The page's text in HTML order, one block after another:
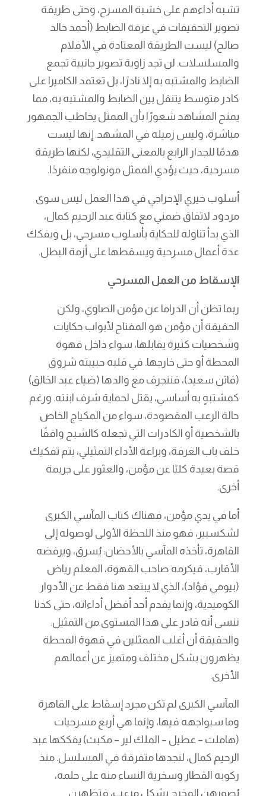
تشبه أداءهم على خشبة المسرح، وحتى طريقة
تصوير التحقيقات في غرفة الضابط (أحمد خالد
صالح) ليست الطريقة المعتادة في الأفلام
والمسلسلات. لن تجد زاوية تصوير جانبية تجمع
الضابط والمشتبه به إلا نادرًا، بل تعتمد الكاميرا على
كادر متوسط يتنقل بين الضابط والمشتبه به، مما
يمنح المشاهد شعورًا بأن الممثل يخاطب الجمهور
مباشرة، وليس زميله في المشهد. إنها ليست
هدمًا للجدار الرابع بالمعنى التقليدي، لكنها طريقة
مسرحية، حيث يؤدي الممثل مونولوجه منفردًا.
أسلوب خيري الإخراجي في هذا العمل ليس سوى
مردود لاتفاق ضمني مع كتابة عبد الرحيم كمال،
الذي بدأ تناوله للحكاية بأسلوب مسرحي، بل ويفكك
عدة أعمال مسرحية ويسقطها على أزمة البطل.
الإسقاط من العمل المسرحي
ربما تظن أن الدراما عن مؤمن الصاوي، ولكن
الحقيقة أن مؤمن هو المفتاح لأبواب حكايات
وشخصيات كثيرة يقابلها، سواء داخل قهوة
المحطة أو حتى خارجها. في قلبه حبيبته شروق
(فاتن سعيد)، فننجرف مع والدها (ضياء عبد الخالق)
كمشتبهٍ به أساسي، يقتل لحماية شرف ابنته. ورغم
حالة الرعب المقصودة، سواء من المكياج الخاص
بالشخصية أو الكادرات التي تجعله كالشبح واقفًا
خلف باب الغرفة، وبراعة الأداء التمثيلي، يتم تفكيك
قصة بعيدة كليًا عن مؤمن، والعثور على جريمة
أخرى.
أما في يدي مؤمن، فهناك كتاب المآسي الكبرى
لشكسبير، فهو منذ اللحظة الأولى لوصوله إلى
القاهرة، تأخذه المآسي بالأحضان: يُسرق، ويرفضه
الأقارب، فيكرمه صاحب القهوة، المعلم رياض
(بيومي فؤاد)، الذي لا يبتعد هنا فقط عن الأدوار
الكوميدية، وإنما يقدم أحد أفضل أداءاته، حتى كدنا
ننسى أنه قادر على هذا المستوى من التمثيل.
والحقيقة أن أغلب الممثلين في قهوة المحطة
يظهرون بشكل مختلف ومتميز عن أعمالهم
الأخرى.
المآسي الكبرى لم تكن مجرد إسقاط على القاهرة
وما سيواجهه فيها، وإنما هي أربع مسرحيات
(هاملت – عطيل – الملك لير – مكبث) يفككها عبد
الرحيم كمال، لنجدها متفرقة في المسلسل. منذ
ركوبه القطار وسخرية النساء منه على حلمه،
يُصورهن المخرج بشكل مرعب، فتظهرن